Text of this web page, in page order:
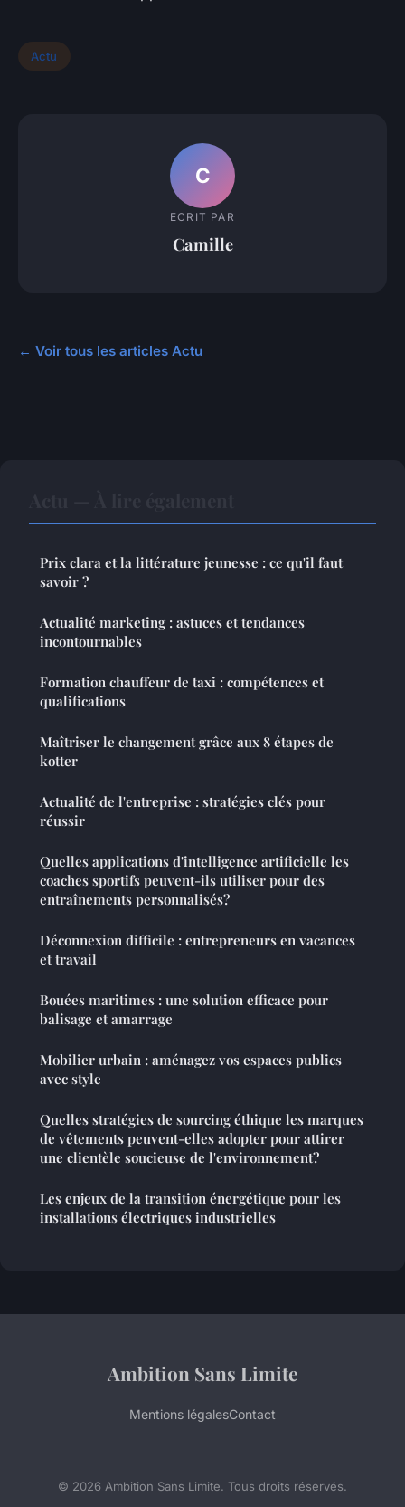
Actu
C
ECRIT PAR
Camille
← Voir tous les articles Actu
Prix clara et la littérature jeunesse : ce qu'il faut
savoir ?
Actualité marketing : astuces et tendances
incontournables
Formation chauffeur de taxi : compétences et
qualifications
Maîtriser le changement grâce aux 8 étapes de
kotter
Actualité de l'entreprise : stratégies clés pour
réussir
Quelles applications d'intelligence artificielle les
coaches sportifs peuvent-ils utiliser pour des
entraînements personnalisés?
Déconnexion difficile : entrepreneurs en vacances
et travail
Bouées maritimes : une solution efficace pour
balisage et amarrage
Mobilier urbain : aménagez vos espaces publics
avec style
Quelles stratégies de sourcing éthique les marques
de vêtements peuvent-elles adopter pour attirer
une clientèle soucieuse de l'environnement?
Les enjeux de la transition énergétique pour les
installations électriques industrielles
Ambition Sans Limite
Mentions légalesContact
© 2026 Ambition Sans Limite. Tous droits réservés.